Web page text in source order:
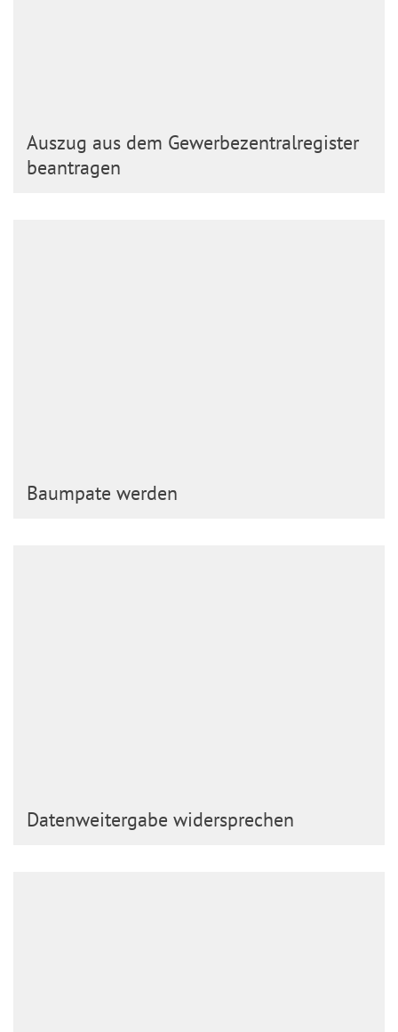
Auszug aus dem Gewerbezentralregister
beantragen
Baumpate werden
Datenweitergabe widersprechen